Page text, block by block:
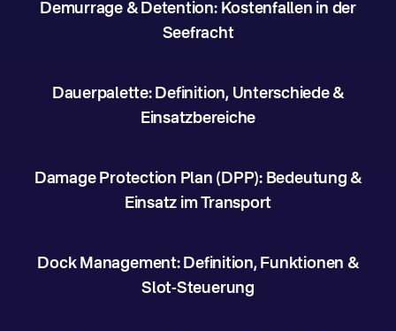
Demurrage & Detention: Kostenfallen in der
Seefracht
Dauerpalette: Definition, Unterschiede &
Einsatzbereiche
Damage Protection Plan (DPP): Bedeutung &
Einsatz im Transport
Dock Management: Definition, Funktionen &
Slot-Steuerung